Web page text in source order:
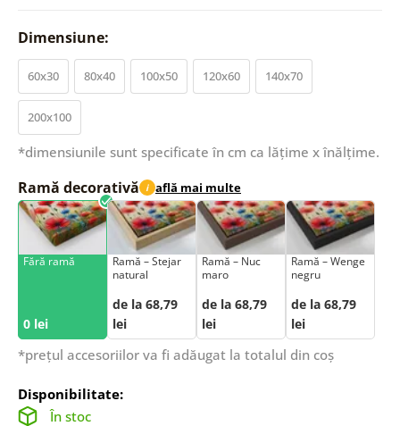
Dimensiune:
60x30 80x40 100x50 120x60 140x70
200x100
*dimensiunile sunt specificate în cm ca lățime x înălțime.
Ramă decorativă i află mai multe
Fără ramă
0 lei
Ramă – Stejar
natural
de la 68,79
lei
Ramă – Nuc
maro
de la 68,79
lei
Ramă – Wenge
negru
de la 68,79
lei
*prețul accesoriilor va fi adăugat la totalul din coș
Disponibilitate:
În stoc